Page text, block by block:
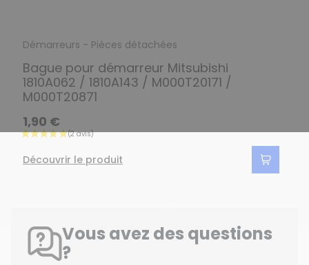
Démarreurs - Pièces détachées
Bague pour démarreur Mitsubishi
1810A062 / 1810A143 / M000T20171 /
M000T20871
1,90 €
Découvrir le produit
Vous avez des questions
?